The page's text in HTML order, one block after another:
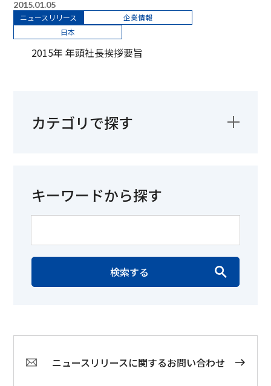
2015.01.05
ニュースリリース
企業情報
日本
2015年 年頭社長挨拶要旨
カテゴリで探す
キーワードから探す
検索する
ニュースリリースに関するお問い合わせ